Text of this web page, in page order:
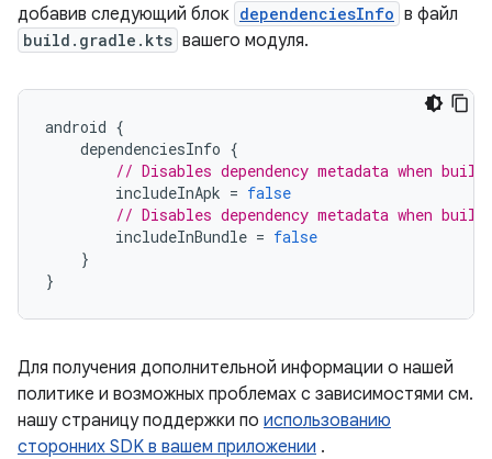
добавив следующий блок dependenciesInfo в файл
build.gradle.kts вашего модуля.
android {
dependenciesInfo {
// Disables dependency metadata when
includeInApk = false
// Disables dependency metadata when
includeInBundle = false
}
}
Для получения дополнительной информации о нашей
политике и возможных проблемах с зависимостями см.
нашу страницу поддержки по использованию
сторонних SDK в вашем приложении .